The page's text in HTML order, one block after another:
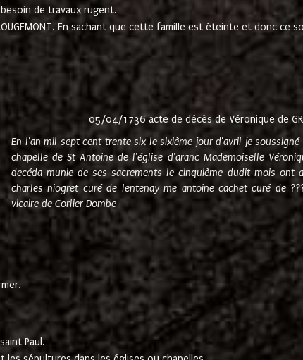
de travaux rugent.
En sachant que cette famille est éteinte et donc ce
05/04/1736 acte de décès de Véronique de
En l'an mil sept cent trente six le sixième jour d'avril je
chapelle de St Antoine de l'église d'aranc Mademoiselle
decéda munie de ses sacrements le cinquième dudit mois ont
charles niogret curé de lentenay me antoine cachet curé de
vicaire de Corlier Dombe
Paul.